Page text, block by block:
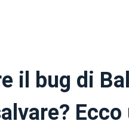
il bug di
Ecco